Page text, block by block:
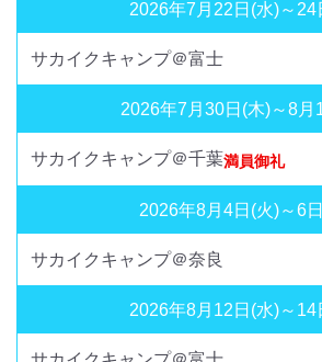
2026年7月22日(水)～24
サカイクキャンプ＠富士
2026年7月30日(木)～8月
サカイクキャンプ＠千葉満員御礼
2026年8月4日(火)～6
サカイクキャンプ＠奈良
2026年8月12日(水)～14